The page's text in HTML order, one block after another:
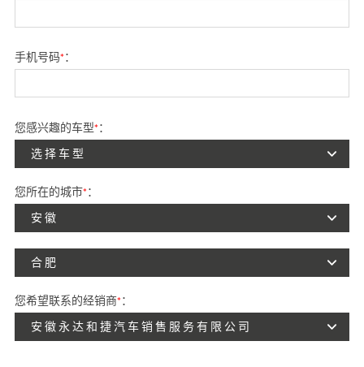
手机号码*：
您感兴趣的车型*：
选择车型
您所在的城市*：
安徽
合肥
您希望联系的经销商*：
安徽永达和捷汽车销售服务有限公司